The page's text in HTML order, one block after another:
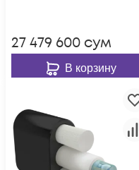
27 479 600 сум
В корзину